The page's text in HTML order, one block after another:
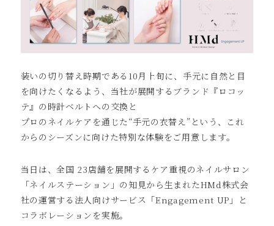
装いの切り替え時期である10⽉上旬に、⼿元に⾃然と⽬
を向けたくなるよう、当社が展開するブランド『ロコッ
テ』の時計ベルトへの交換と
プロのネイルケアを通じた“⼿元の⾐替え”という、これ
からのシーズンに向けた特別な体験をご⽤意します。
当⽇は、全国 23店舗を展開するケア重視のネイルサロン
「ネイルステーション」の知⾒から⽣まれたHMd株式会
社の運営する法⼈向けサービス「Engagement UP」と
コラボレーションを実施。